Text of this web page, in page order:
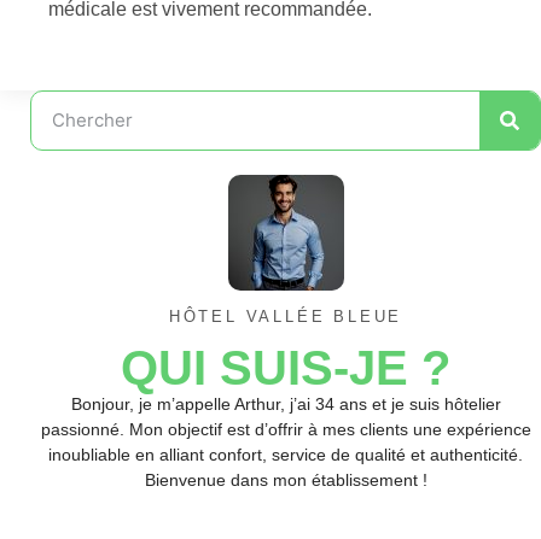
médicale est vivement recommandée.
HÔTEL VALLÉE BLEUE
QUI SUIS-JE ?
Bonjour, je m’appelle Arthur, j’ai 34 ans et je suis hôtelier
passionné. Mon objectif est d’offrir à mes clients une expérience
inoubliable en alliant confort, service de qualité et authenticité.
Bienvenue dans mon établissement !